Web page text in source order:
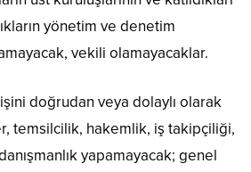
yönetim ve denetim
vekili olamayacaklar.
doğrudan veya dolaylı olarak
temsilcilik, hakemlik, iş takipçiliği,
yapamayacak; genel